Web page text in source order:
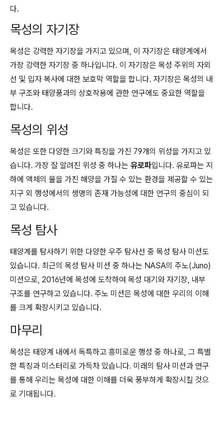
다.
목성의 자기장
목성은 강력한 자기장을 가지고 있으며, 이 자기장은 태양계에서
가장 강력한 자기장 중 하나입니다. 이 자기장은 목성 주위의 자외
선 및 입자 복사에 대한 보호막 역할을 합니다. 자기장은 목성의 내
부 구조와 태양풍과의 상호작용에 관한 연구에도 중요한 역할을
합니다.
목성의 위성
목성은 또한 다양한 크기와 특징을 가진 79개의 위성을 가지고 있
습니다. 가장 잘 알려진 위성 중 하나는 유로파입니다. 유로파는 지
하에 액체의 물을 가진 해양을 가질 수 있는 환경을 제공할 수 있는
지구 외 행성에서의 생명의 존재 가능성에 대한 연구의 중심이 되
고 있습니다.
목성 탐사
태양계를 탐사하기 위한 다양한 우주 탐사선 중 목성 탐사 미션도
있습니다. 최근의 목성 탐사 미션 중 하나는 NASA의 주노(Juno)
미션으로, 2016년에 목성에 도착하여 목성 대기와 자기장, 내부
구조를 연구하고 있습니다. 주노 미션은 목성에 대한 우리의 이해
를 크게 확장시키고 있습니다.
마무리
목성은 태양계 내에서 독특하고 흥미로운 행성 중 하나로, 그 특별
한 특징과 미스터리로 가득차 있습니다. 미래의 탐사 미션과 연구
를 통해 우리는 목성에 대한 이해를 더욱 풍부하게 확장시킬 것으
로 기대됩니다.